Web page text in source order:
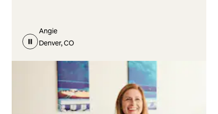
Angie
Denver, CO